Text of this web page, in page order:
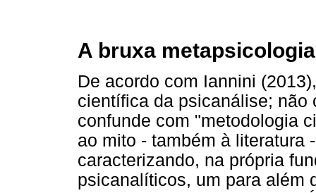
A bruxa metapsicologia
De acordo com Iannini
científica da psicanálise; não
confunde com "metodologia
ao mito - também à literatura
caracterizando, na própria
psicanalíticos, um para além